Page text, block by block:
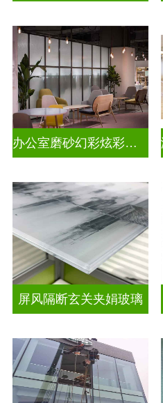
办公室磨砂幻彩炫彩渐变玻璃
屏风隔断玄关夹娟玻璃